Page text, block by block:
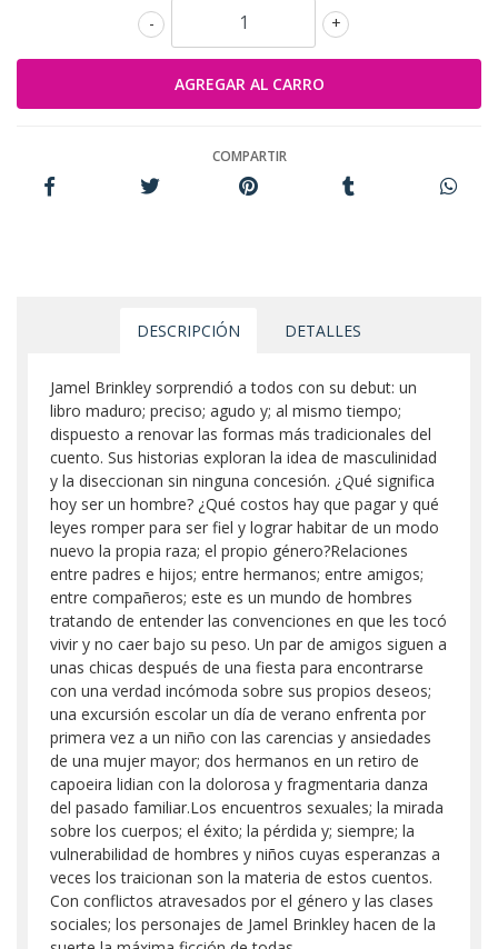
+
-
COMPARTIR
DESCRIPCIÓN DETALLES
Jamel Brinkley sorprendió a todos con su debut: un
libro maduro; preciso; agudo y; al mismo tiempo;
dispuesto a renovar las formas más tradicionales del
cuento. Sus historias exploran la idea de masculinidad
y la diseccionan sin ninguna concesión. ¿Qué significa
hoy ser un hombre? ¿Qué costos hay que pagar y qué
leyes romper para ser fiel y lograr habitar de un modo
nuevo la propia raza; el propio género?Relaciones
entre padres e hijos; entre hermanos; entre amigos;
entre compañeros; este es un mundo de hombres
tratando de entender las convenciones en que les tocó
vivir y no caer bajo su peso. Un par de amigos siguen a
unas chicas después de una fiesta para encontrarse
con una verdad incómoda sobre sus propios deseos;
una excursión escolar un día de verano enfrenta por
primera vez a un niño con las carencias y ansiedades
de una mujer mayor; dos hermanos en un retiro de
capoeira lidian con la dolorosa y fragmentaria danza
del pasado familiar.Los encuentros sexuales; la mirada
sobre los cuerpos; el éxito; la pérdida y; siempre; la
vulnerabilidad de hombres y niños cuyas esperanzas a
veces los traicionan son la materia de estos cuentos.
Con conflictos atravesados por el género y las clases
sociales; los personajes de Jamel Brinkley hacen de la